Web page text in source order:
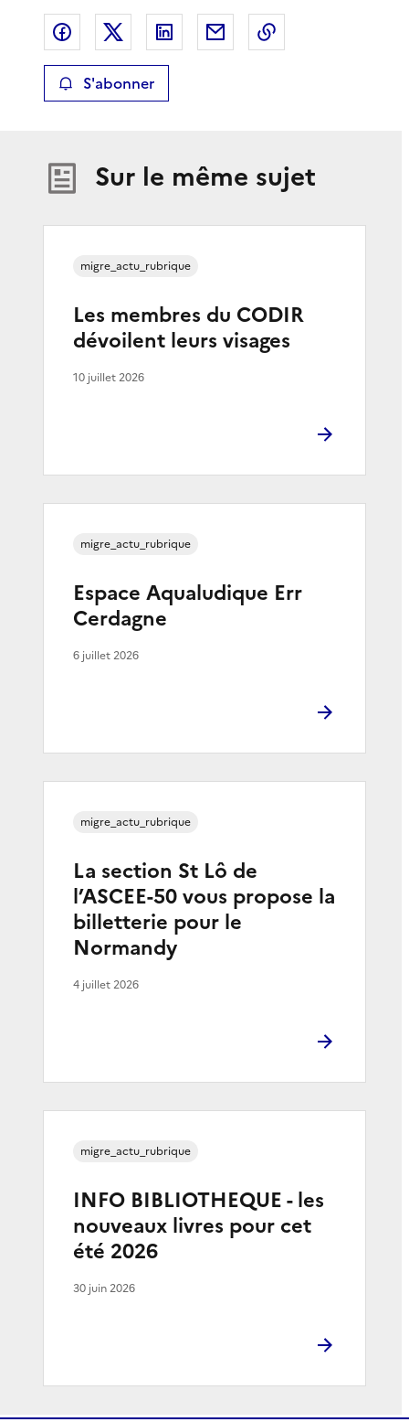
Partager sur Facebook
Partager sur XPartager sur LinkedIn
Partager par email
S'abonner
Sur le même sujet
Les membres du CODIR
dévoilent leurs visages
migre_actu_rubrique
10 juillet 2026
Espace Aqualudique Err
Cerdagne
migre_actu_rubrique
6 juillet 2026
La section St Lô de
l’ASCEE-50 vous propose la
billetterie pour le
Normandy
migre_actu_rubrique
4 juillet 2026
INFO BIBLIOTHEQUE - les
nouveaux livres pour cet
été 2026
migre_actu_rubrique
30 juin 2026